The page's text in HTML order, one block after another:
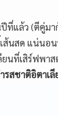
ที่แล้ว (ตีคู่ม
นสด แน่นอน
นที่เสิร์ฟพา
รสชาติอิตาเ